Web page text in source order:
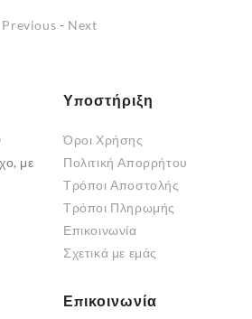
Previous - Next
με
Υποστήριξη
Όροι Χρήσης
Πολιτική Απορρήτου
Τρόποι Αποστολής
Τρόποι Πληρωμής
Επικοινωνία
Σχετικά με εμάς
Επικοινωνία